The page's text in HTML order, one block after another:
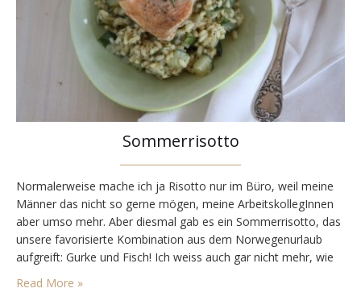
Sommerrisotto
Normalerweise mache ich ja Risotto nur im Büro, weil meine
Männer das nicht so gerne mögen, meine ArbeitskollegInnen
aber umso mehr. Aber diesmal gab es ein Sommerrisotto, das
unsere favorisierte Kombination aus dem Norwegenurlaub
aufgreift: Gurke und Fisch! Ich weiss auch gar nicht mehr, wie
ich auf die Idee gekommen bin. Gekochte Gurken sind ja auch
nicht so jedermanns Sache,…
Read More »